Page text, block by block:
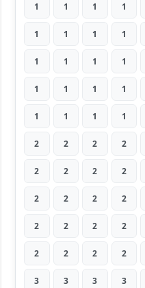
1 1 1 1
1 1 1 1
1 1 1 1
1 1 1 1
1 1 1 1
2 2 2 2
2 2 2 2
2 2 2 2
2 2 2 2
2 2 2 2
3 3 3 3